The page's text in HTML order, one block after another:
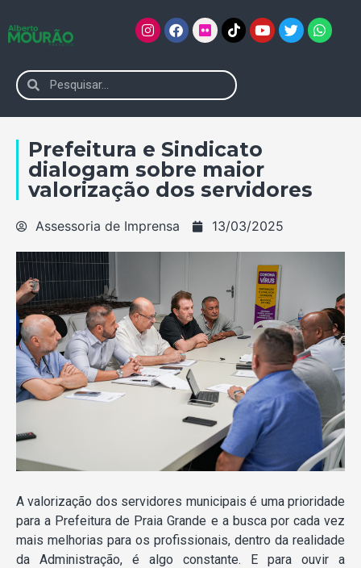
Prefeitura e Sindicato
dialogam sobre maior
valorização dos servidores
Assessoria de Imprensa 13/03/2025
A valorização dos servidores municipais é uma prioridade
para a Prefeitura de Praia Grande e a busca por cada vez
mais melhorias para os profissionais, dentro da realidade
da Administração, é algo constante. E para ouvir a